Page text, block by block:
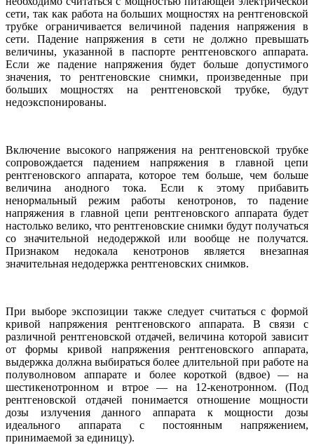
сети, так как работа на больших мощностях на рентгеновской
трубке ограничивается величиной падения напряжения в
сети. Падение напряжения в сети не должно превышать
величины, указанной в паспорте рентгеновского аппарата.
Если же падение напряжения будет больше допустимого
значения, то рентгеновские снимки, произведенные при
больших мощностях на рентгеновской трубке, будут
недоэкспонированы.
Включение высокого напряжения на рентгеновской трубке
сопровождается падением напряжения в главной цепи
рентгеновского аппарата, которое тем больше, чем больше
величина анодного тока. Если к этому прибавить
ненормальный режим работы кенотронов, то падение
напряжения в главной цепи рентгеновского аппарата будет
настолько велико, что рентгеновские снимки будут получаться
со значительной недодержкой или вообще не получатся.
Признаком недокала кенотронов является внезапная
значительная недодержка рентгеновских снимков.
При выборе экспозиции также следует считаться с формой
кривой напряжения рентгеновского аппарата. В связи с
различной рентгеновской отдачей, величина которой зависит
от формы кривой напряжения рентгеновского аппарата,
выдержка должна выбираться более длительной при работе на
полуволновом аппарате и более короткой (вдвое) — на
шестикенотронном и втрое — на 12-кенотронном. (Под
рентгеновской отдачей понимается отношение мощности
дозы излучения данного аппарата к мощности дозы
идеального аппарата с постоянным напряжением,
принимаемой за единицу).